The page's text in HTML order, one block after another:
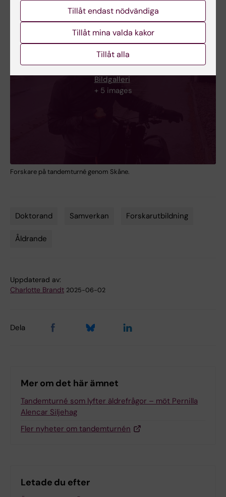
Bildgalleri
+ 5 images
Forskare på tandemturné genom Skåne.
Doktorand Samverkan Forskarutbildning
Åldrande
Uppdaterad av:
Charlotte Brandt 2025-06-02
Dela
Mer om det här ämnet
Tandemturné som lyfter äldrefrågor – möt Pernilla
Alencar Siljehag
Fler nyheter om tandemturnén
Letade du efter
Tillåt endast nödvändiga
Tillåt mina valda kakor
Tillåt alla